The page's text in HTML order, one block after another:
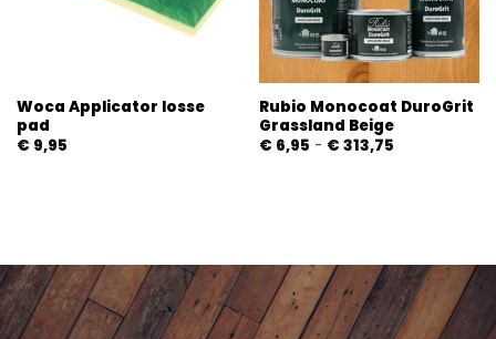
Woca Applicator losse
pad
€ 9,95
Rubio Monocoat DuroGrit
Grassland Beige
€ 6,95 - € 313,75Prijsklasse: